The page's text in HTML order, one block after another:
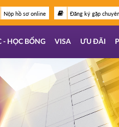
Nộp hồ sơ online Đăng ký gặp
- HỌC BỔNG VISA ƯU ĐÃI